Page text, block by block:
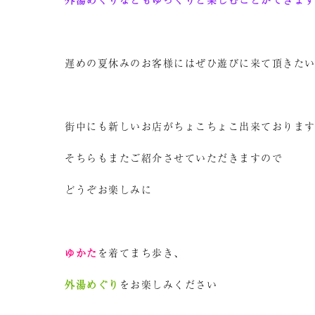
遅めの夏休みのお客様にはぜひ遊びに来て頂きた
街中にも新しいお店がちょこちょこ出来ておりま
そちらもまたご紹介させていただきますので
どうぞお楽しみに
ゆかた を着てまち歩き、
外湯めぐり をお楽しみください